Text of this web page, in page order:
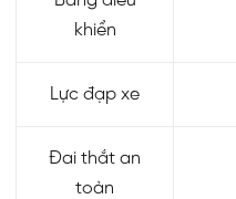
khiển
Lực đạp xe
Đai thắt an
toàn